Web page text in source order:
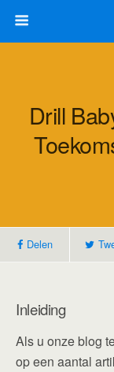
Drill
Delen
Inleiding
Als u onze blog
op een aantal